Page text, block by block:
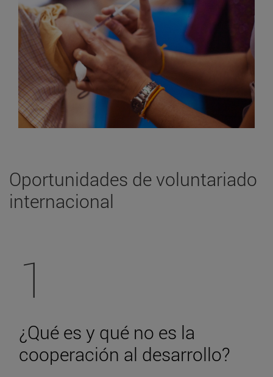
Oportunidades de voluntariado
internacional
1
¿Qué es y qué no es la
cooperación al desarrollo?